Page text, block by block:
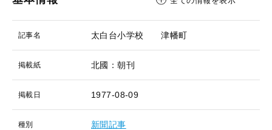
記事名 太白台小学校 津幡町
掲載紙 北國：朝刊
掲載日 1977-08-09
種別 新聞記事